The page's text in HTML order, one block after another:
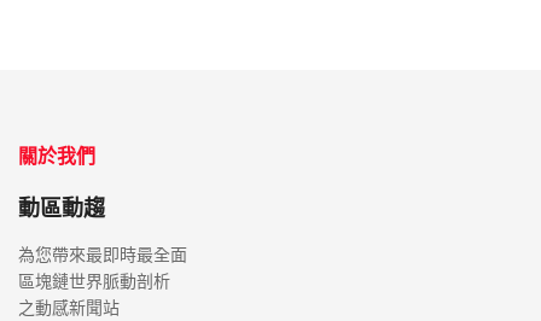
關於我們
動區動趨
為您帶來最即時最全面
區塊鏈世界脈動剖析
之動感新聞站